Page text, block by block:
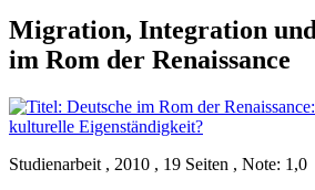
Migration, Integration
im Rom der Renaissance
Studienarbeit , 2010 , 19 Seiten , Note: 1,0